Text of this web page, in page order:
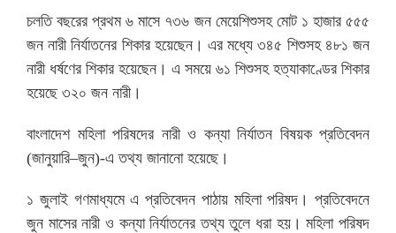
চলতি বছরের প্রথম ৬ মাসে ৭৩৬ জন মেয়েশিশুসহ মোট ১ হাজার ৫৫৫
জন নারী নির্যাতনের শিকার হয়েছেন। এর মধ্যে ৩৪৫ শিশুসহ ৪৮১ জন
নারী ধর্ষণের শিকার হয়েছেন। এ সময়ে ৬১ শিশুসহ হত্যাকাণ্ডের শিকার
হয়েছে ৩২০ জন নারী।
বাংলাদেশ মহিলা পরিষদের নারী ও কন্যা নির্যাতন বিষয়ক প্রতিবেদন
(জানুয়ারি–জুন)-এ তথ্য জানানো হয়েছে।
১ জুলাই গণমাধ্যমে এ প্রতিবেদন পাঠায় মহিলা পরিষদ। প্রতিবেদনে
জুন মাসের নারী ও কন্যা নির্যাতনের তথ্য তুলে ধরা হয়। মহিলা পরিষদ